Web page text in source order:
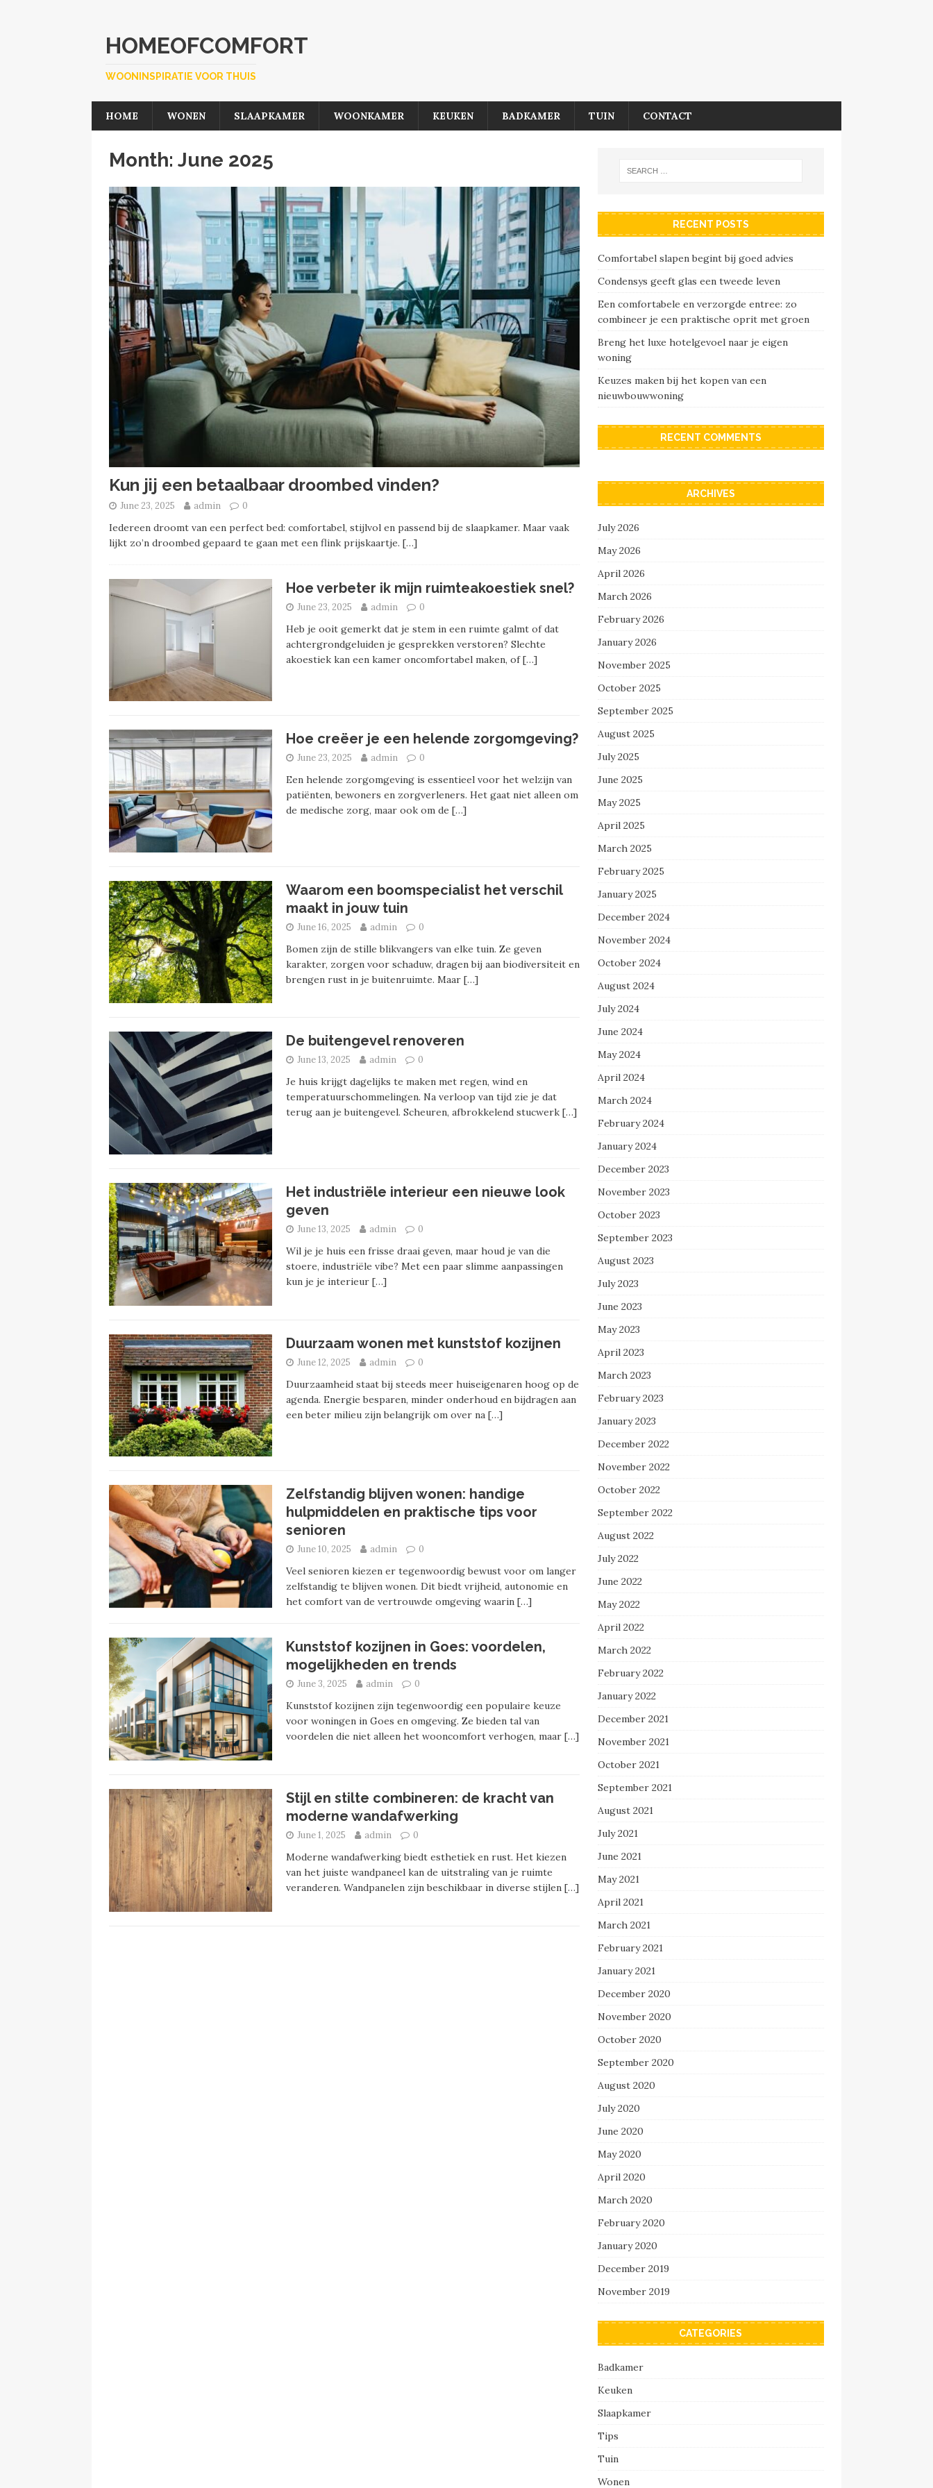
HOMEOFCOMFORT
WOONINSPIRATIE VOOR THUIS
HOME WONEN SLAAPKAMER WOONKAMER KEUKEN BADKAMER TUIN CONTACT
Month: June 2025
Kun jij een betaalbaar droombed vinden?
June 23, 2025 admin 0
Iedereen droomt van een perfect bed: comfortabel, stijlvol en passend bij de slaapkamer. Maar vaak
lijkt zo’n droombed gepaard te gaan met een flink prijskaartje. […]
Hoe verbeter ik mijn ruimteakoestiek snel?
June 23, 2025 admin 0
Heb je ooit gemerkt dat je stem in een ruimte galmt of dat
achtergrondgeluiden je gesprekken verstoren? Slechte
akoestiek kan een kamer oncomfortabel maken, of[…]
Hoe creëer je een helende zorgomgeving?
June 23, 2025 admin 0
Een helende zorgomgeving is essentieel voor het welzijn van
patiënten, bewoners en zorgverleners. Het gaat niet alleen om
de medische zorg, maar ook om de […]
Waarom een boomspecialist het verschil
maakt in jouw tuin
June 16, 2025 admin 0
Bomen zijn de stille blikvangers van elke tuin. Ze geven
karakter, zorgen voor schaduw, dragen bij aan biodiversiteit en
brengen rust in je buitenruimte. Maar […]
De buitengevel renoveren
June 13, 2025 admin 0
Je huis krijgt dagelijks te maken met regen, wind en
temperatuurschommelingen. Na verloop van tijd zie je dat
terug aan je buitengevel. Scheuren, afbrokkelend stucwerk […]
Het industriële interieur een nieuwe look
geven
June 13, 2025 admin 0
Wil je je huis een frisse draai geven, maar houd je van die
stoere, industriële vibe? Met een paar slimme aanpassingen
kun je je interieur […]
Duurzaam wonen met kunststof kozijnen
June 12, 2025 admin 0
Duurzaamheid staat bij steeds meer huiseigenaren hoog op de
agenda. Energie besparen, minder onderhoud en bijdragen aan
een beter milieu zijn belangrijk om over na […]
Zelfstandig blijven wonen: handige
hulpmiddelen en praktische tips voor
senioren
June 10, 2025 admin 0
Veel senioren kiezen er tegenwoordig bewust voor om langer
zelfstandig te blijven wonen. Dit biedt vrijheid, autonomie en
het comfort van de vertrouwde omgeving waarin […]
Kunststof kozijnen in Goes: voordelen,
mogelijkheden en trends
June 3, 2025 admin 0
Kunststof kozijnen zijn tegenwoordig een populaire keuze
voor woningen in Goes en omgeving. Ze bieden tal van
voordelen die niet alleen het wooncomfort verhogen, maar […]
Stijl en stilte combineren: de kracht van
moderne wandafwerking
June 1, 2025 admin 0
Moderne wandafwerking biedt esthetiek en rust. Het kiezen
van het juiste wandpaneel kan de uitstraling van je ruimte
veranderen. Wandpanelen zijn beschikbaar in diverse stijlen […]
RECENT POSTS
Comfortabel slapen begint bij goed advies
Condensys geeft glas een tweede leven
Een comfortabele en verzorgde entree: zo
combineer je een praktische oprit met groen
Breng het luxe hotelgevoel naar je eigen
woning
Keuzes maken bij het kopen van een
nieuwbouwwoning
RECENT COMMENTS
ARCHIVES
July 2026
May 2026
April 2026
March 2026
February 2026
January 2026
November 2025
October 2025
September 2025
August 2025
July 2025
June 2025
May 2025
April 2025
March 2025
February 2025
January 2025
December 2024
November 2024
October 2024
August 2024
July 2024
June 2024
May 2024
April 2024
March 2024
February 2024
January 2024
December 2023
November 2023
October 2023
September 2023
August 2023
July 2023
June 2023
May 2023
April 2023
March 2023
February 2023
January 2023
December 2022
November 2022
October 2022
September 2022
August 2022
July 2022
June 2022
May 2022
April 2022
March 2022
February 2022
January 2022
December 2021
November 2021
October 2021
September 2021
August 2021
July 2021
June 2021
May 2021
April 2021
March 2021
February 2021
January 2021
December 2020
November 2020
October 2020
September 2020
August 2020
July 2020
June 2020
May 2020
April 2020
March 2020
February 2020
January 2020
December 2019
November 2019
CATEGORIES
Badkamer
Keuken
Slaapkamer
Tips
Tuin
Wonen